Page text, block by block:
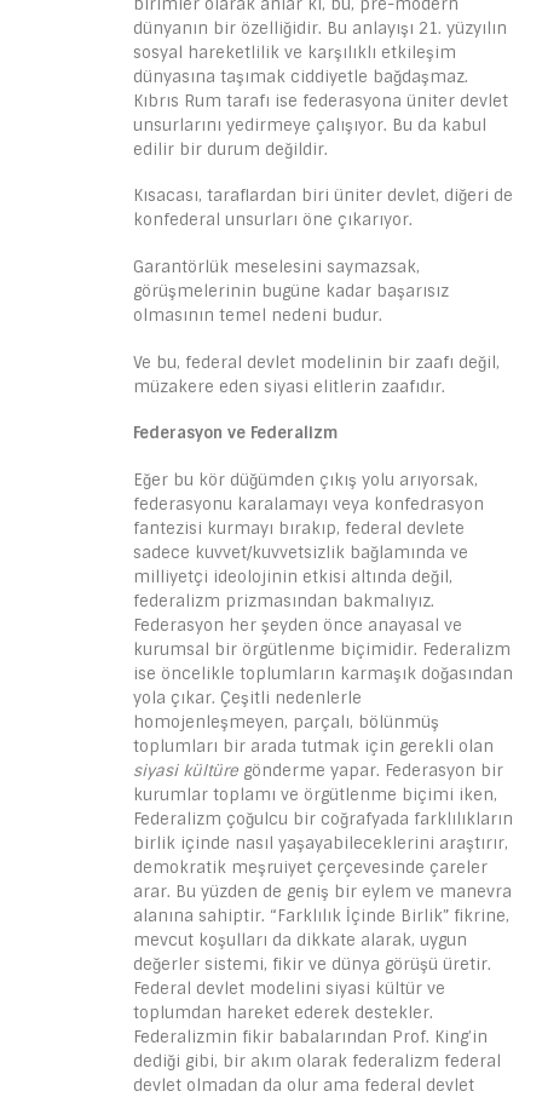
dünyanın bir özelliğidir. Bu anlayışı 21. yüzyılın
sosyal hareketlilik ve karşılıklı etkileşim
dünyasına taşımak ciddiyetle bağdaşmaz.
Kıbrıs Rum tarafı ise federasyona üniter devlet
unsurlarını yedirmeye çalışıyor. Bu da kabul
edilir bir durum değildir.
Kısacası, taraflardan biri üniter devlet, diğeri de
konfederal unsurları öne çıkarıyor.
Garantörlük meselesini saymazsak,
görüşmelerinin bugüne kadar başarısız
olmasının temel nedeni budur.
Ve bu, federal devlet modelinin bir zaafı değil,
müzakere eden siyasi elitlerin zaafıdır.
Federasyon ve Federalizm
Eğer bu kör düğümden çıkış yolu arıyorsak,
federasyonu karalamayı veya konfedrasyon
fantezisi kurmayı bırakıp, federal devlete
sadece kuvvet/kuvvetsizlik bağlamında ve
milliyetçi ideolojinin etkisi altında değil,
federalizm prizmasından bakmalıyız.
Federasyon her şeyden önce anayasal ve
kurumsal bir örgütlenme biçimidir. Federalizm
ise öncelikle toplumların karmaşık doğasından
yola çıkar. Çeşitli nedenlerle
homojenleşmeyen, parçalı, bölünmüş
toplumları bir arada tutmak için gerekli olan
siyasi kültüre gönderme yapar. Federasyon bir
kurumlar toplamı ve örgütlenme biçimi iken,
Federalizm çoğulcu bir coğrafyada farklılıkların
birlik içinde nasıl yaşayabileceklerini araştırır,
demokratik meşruiyet çerçevesinde çareler
arar. Bu yüzden de geniş bir eylem ve manevra
alanına sahiptir. “Farklılık İçinde Birlik” fikrine,
mevcut koşulları da dikkate alarak, uygun
değerler sistemi, fikir ve dünya görüşü üretir.
Federal devlet modelini siyasi kültür ve
toplumdan hareket ederek destekler.
Federalizmin fikir babalarından Prof. King’in
dediği gibi, bir akım olarak federalizm federal
devlet olmadan da olur ama federal devlet